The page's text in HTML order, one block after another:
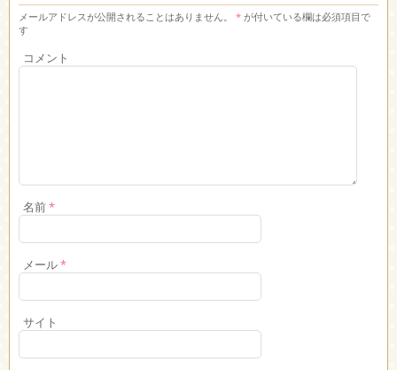
メールアドレスが公開されることはありません。 * が付いている欄は必須項目で
す
コメント
名前*
メール*
サイト